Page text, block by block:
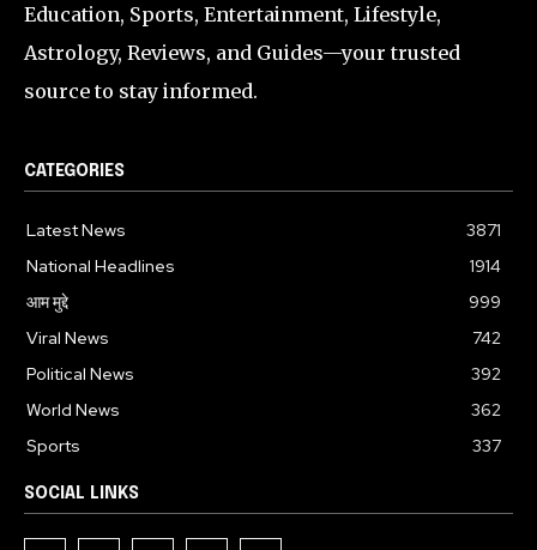
Education, Sports, Entertainment, Lifestyle,
Astrology, Reviews, and Guides—your trusted
source to stay informed.
CATEGORIES
Latest News
3871
National Headlines
1914
आम मुद्दे
999
Viral News
742
Political News
392
World News
362
Sports
337
SOCIAL LINKS